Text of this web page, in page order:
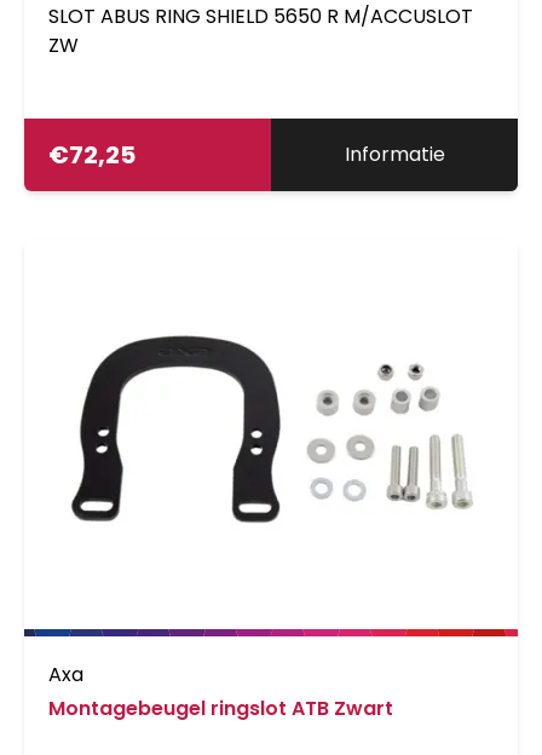
SLOT ABUS RING SHIELD 5650 R M/ACCUSLOT
ZW
€72,25 Informatie
Axa
Montagebeugel ringslot ATB Zwart